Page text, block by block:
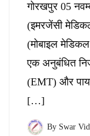
गोरखपुर 05
(इमरजेंसी
(मोबाइल
एक अनुबंधित
(EMT) और
[…]
By Swar